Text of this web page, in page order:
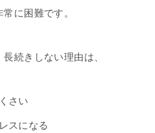
に困難です。
続きしない理由は、
さい
スになる